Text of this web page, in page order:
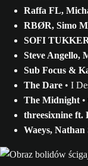
Raffa FL,
RBØR, Simo
SOFI
Steve Angello,
Sub Focus &
The Dare • I
The Midnight
threesixnine ft.
Waeys,